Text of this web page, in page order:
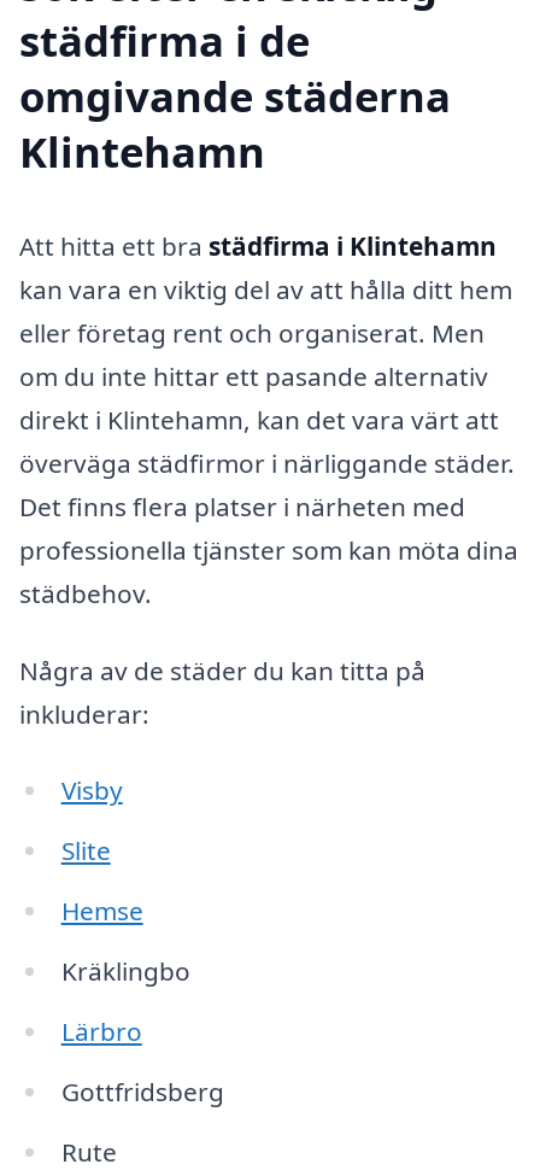
städfirma i de
omgivande städerna
Klintehamn
Att hitta ett bra städfirma i Klintehamn
kan vara en viktig del av att hålla ditt hem
eller företag rent och organiserat. Men
om du inte hittar ett pasande alternativ
direkt i Klintehamn, kan det vara värt att
överväga städfirmor i närliggande städer.
Det finns flera platser i närheten med
professionella tjänster som kan möta dina
städbehov.
Några av de städer du kan titta på
inkluderar:
Visby
Slite
Hemse
Kräklingbo
Lärbro
Gottfridsberg
Rute